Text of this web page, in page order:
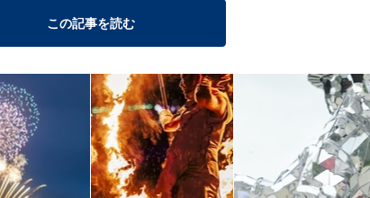
この記事を読む